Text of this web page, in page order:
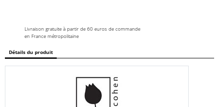
Livraison gratuite à partir de 60 euros de commande
en France métropolitaine
Détails du produit